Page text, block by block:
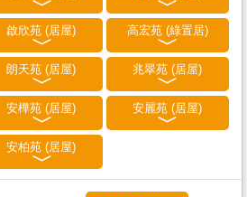
啟欣苑 (居屋) 高宏苑 (綠置居)
朗天苑 (居屋) 兆翠苑 (居屋)
安樺苑 (居屋) 安麗苑 (居屋)
安柏苑 (居屋)